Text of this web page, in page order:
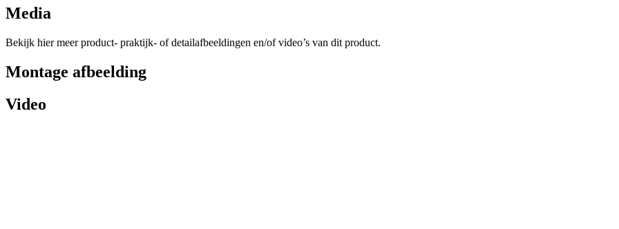
Media
Bekijk hier meer product- praktijk- of detailafbeeldingen en/of video’s van dit product.
Montage afbeelding
Video